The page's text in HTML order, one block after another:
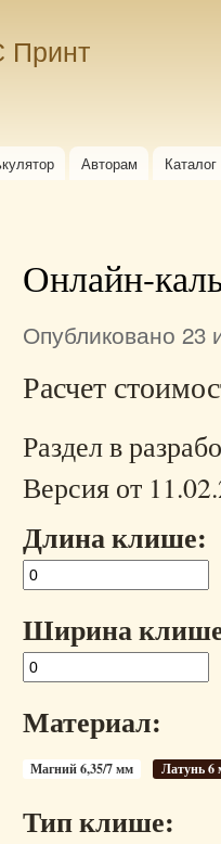
Принт
Авторам
Онлайн-
Опубликовано 23
Расчет
Раздел в
Версия от
Длина клише:
Ширина
Материал:
Магний 6,35/7 мм Латунь 6
Тип клише: